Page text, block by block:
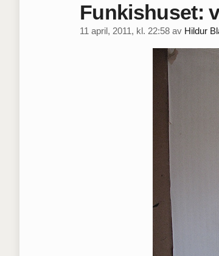
Funkishuset:
11 april, 2011, kl. 22:58 av Hildur